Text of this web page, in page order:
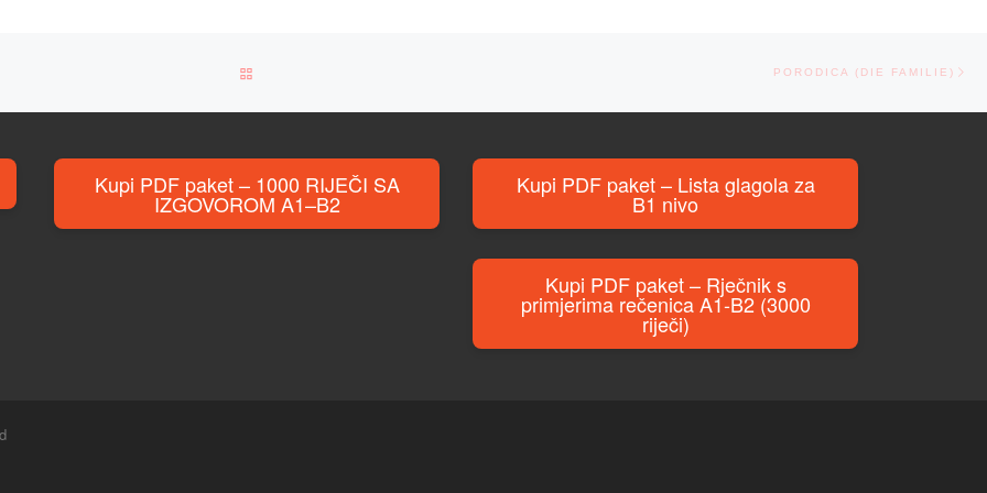
PORODICA (DIE FAMILIE)
Kupi PDF paket – 1000 RIJEČI SA
IZGOVOROM A1–B2
Kupi PDF paket – Lista glagola za
B1 nivo
Kupi PDF paket – Rječnik s
primjerima rečenica A1-B2 (3000
riječi)